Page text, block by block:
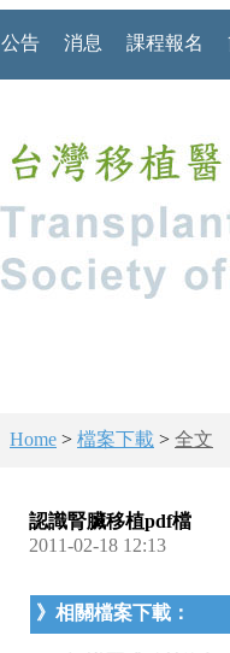
公告 消息 課程報名
Home > 檔案下載 > 全文
認識腎臟移植pdf檔
2011-02-18 12:13
》相關檔案下載：